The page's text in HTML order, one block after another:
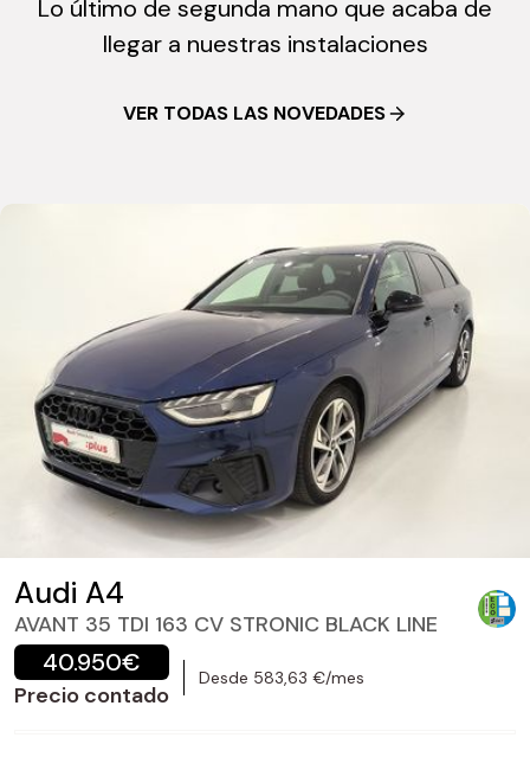
Lo último de segunda mano que acaba de
llegar a nuestras instalaciones
VER TODAS LAS NOVEDADES
Audi A4
AVANT 35 TDI 163 CV STRONIC BLACK LINE
40.950€
Precio contado
Desde 583,63 €/mes